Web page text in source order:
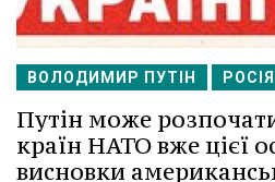
ВОЛОДИМИР ПУТІН РОСІЯ
Путін може
країн НАТО вже цієї
висновки